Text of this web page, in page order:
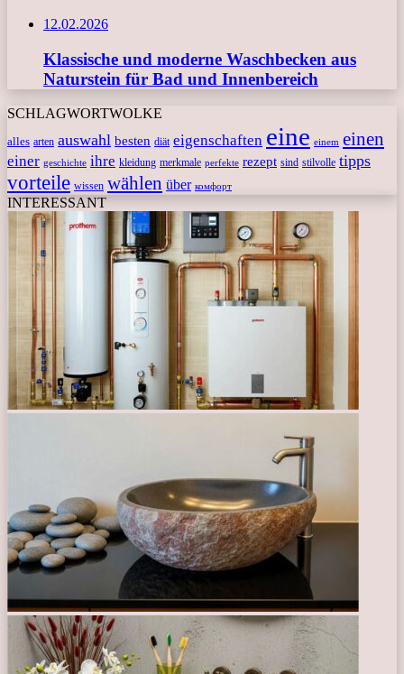
12.02.2026
Klassische und moderne Waschbecken aus
Naturstein für Bad und Innenbereich
SCHLAGWORTWOLKE
alles arten auswahl besten diät eigenschaften eine einem einen
einer geschichte ihre kleidung merkmale perfekte rezept sind stilvolle tipps
vorteile wissen wählen über комфорт
INTERESSANT